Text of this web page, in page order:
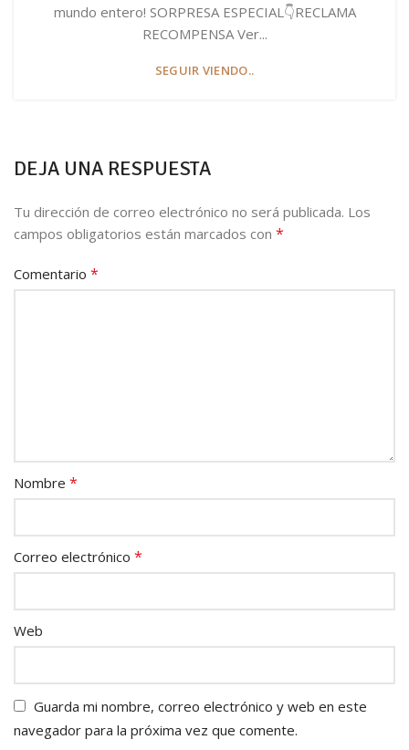
mundo entero! SORPRESA ESPECIAL👇RECLAMA
RECOMPENSA Ver...
SEGUIR VIENDO..
DEJA UNA RESPUESTA
Tu dirección de correo electrónico no será publicada. Los
campos obligatorios están marcados con *
Comentario *
Nombre *
Correo electrónico *
Web
Guarda mi nombre, correo electrónico y web en este
navegador para la próxima vez que comente.